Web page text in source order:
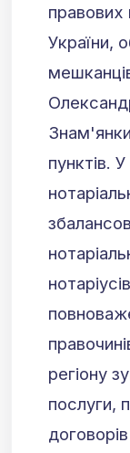
правових
України,
пунктів.
регіону
послуги,